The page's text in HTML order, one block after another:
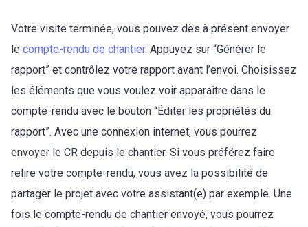
Votre visite terminée, vous pouvez dès à présent envoyer
le compte-rendu de chantier. Appuyez sur “Générer le
rapport” et contrôlez votre rapport avant l’envoi. Choisissez
les éléments que vous voulez voir apparaître dans le
compte-rendu avec le bouton “Éditer les propriétés du
rapport”. Avec une connexion internet, vous pourrez
envoyer le CR depuis le chantier. Si vous préférez faire
relire votre compte-rendu, vous avez la possibilité de
partager le projet avec votre assistant(e) par exemple. Une
fois le compte-rendu de chantier envoyé, vous pourrez